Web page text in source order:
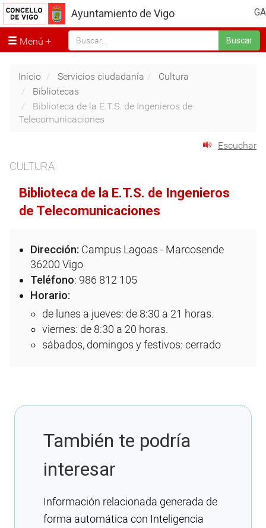
GA
Ayuntamiento de Vigo
Menú Buscar
Inicio Servicios ciudadanía
Cultura
Bibliotecas
Biblioteca de la E.T.S. de Ingenieros de
Telecomunicaciones
Escuchar
CULTURA
Biblioteca de la E.T.S. de Ingenieros
de Telecomunicaciones
Dirección: Campus Lagoas - Marcosende
36200 Vigo
Teléfono: 986 812 105
Horario:
de lunes a jueves: de 8:30 a 21 horas.
viernes: de 8:30 a 20 horas.
sábados, domingos y festivos: cerrado
También te podría
interesar
Información relacionada generada de
forma automática con Inteligencia